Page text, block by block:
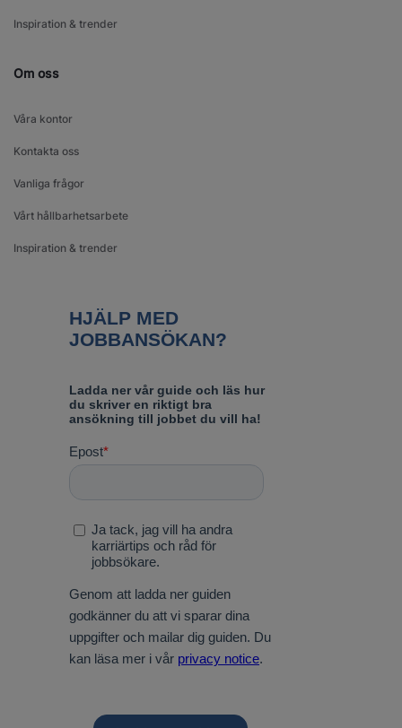
Inspiration & trender
Om oss
Våra kontor
Kontakta oss
Vanliga frågor
Vårt hållbarhetsarbete
Inspiration & trender